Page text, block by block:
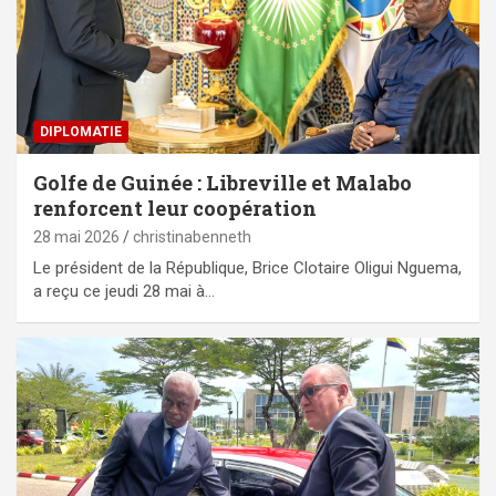
DIPLOMATIE
Golfe de Guinée : Libreville et Malabo
renforcent leur coopération
28 mai 2026 christinabenneth
Le président de la République, Brice Clotaire Oligui Nguema,
a reçu ce jeudi 28 mai à…